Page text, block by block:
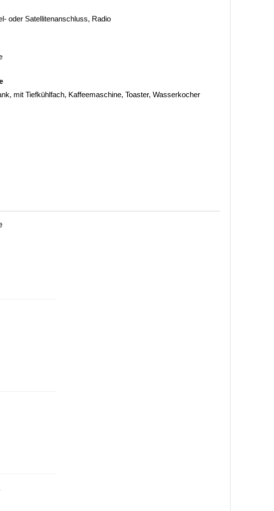
oder Satellitenanschluss, Radio
mit Tiefkühlfach, Kaffeemaschine, Toaster, Wasserkocher